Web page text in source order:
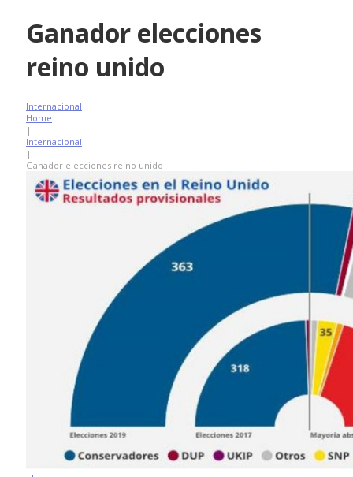
Ganador elecciones
reino unido
Internacional
Home
|
Internacional
|
Ganador elecciones reino unido